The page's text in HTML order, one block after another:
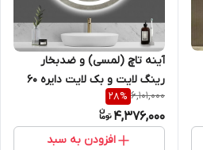
آینه تاچ (لمسی) و ضدبخار
رینگ لایت و بک لایت دایره 60
سانتیمتر ( گرد) مناسب جهت
روشویی سرویس بهداشتی و
بالای کنسول سری sm
6,101,000
28%
4,376,000
افزودن به سبد